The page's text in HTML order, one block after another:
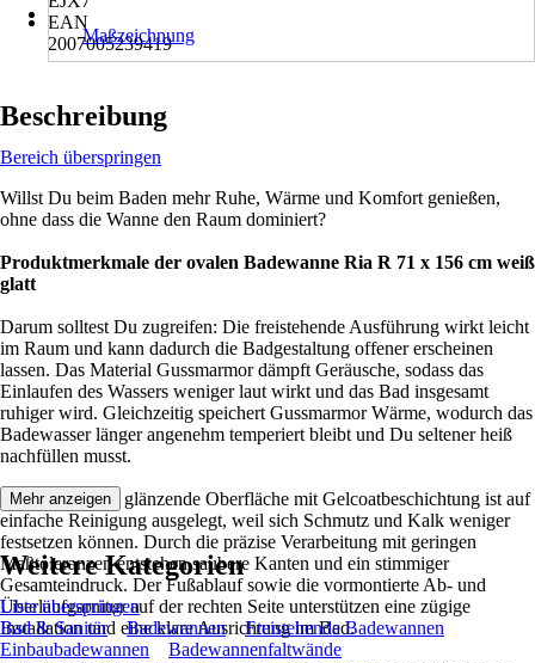
EAN
2007005239419
Maßzeichnung
Beschreibung
Bereich überspringen
Willst Du beim Baden mehr Ruhe, Wärme und Komfort genießen,
ohne dass die Wanne den Raum dominiert?
Produktmerkmale der ovalen Badewanne Ria R 71 x 156 cm weiß
glatt
Darum solltest Du zugreifen: Die freistehende Ausführung wirkt leicht
im Raum und kann dadurch die Badgestaltung offener erscheinen
lassen. Das Material Gussmarmor dämpft Geräusche, sodass das
Einlaufen des Wassers weniger laut wirkt und das Bad insgesamt
ruhiger wird. Gleichzeitig speichert Gussmarmor Wärme, wodurch das
Badewasser länger angenehm temperiert bleibt und Du seltener heiß
nachfüllen musst.
Die glatte, weiß glänzende Oberfläche mit Gelcoatbeschichtung ist auf
einfache Reinigung ausgelegt, weil sich Schmutz und Kalk weniger
festsetzen können. Durch die präzise Verarbeitung mit geringen
Maßtoleranzen entstehen saubere Kanten und ein stimmiger
Gesamteindruck. Der Fußablauf sowie die vormontierte Ab- und
Überlaufgarnitur auf der rechten Seite unterstützen eine zügige
Installation und eine klare Ausrichtung im Bad.
Mehr anzeigen
Weitere Kategorien
Liste überspringen
Bad & Sanitär
Badewannen
Freistehende Badewannen
Einbaubadewannen
Badewannenfaltwände